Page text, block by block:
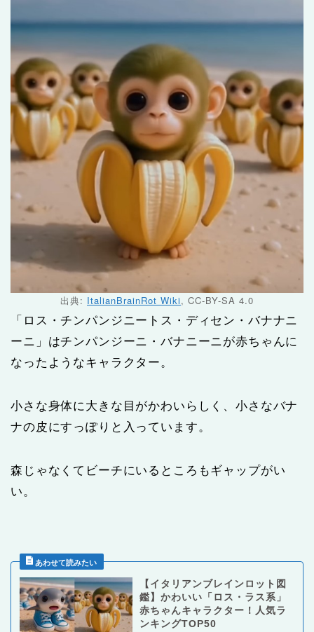
出典: ItalianBrainRot Wiki, CC-BY-SA 4.0
「ロス・チンパンジニートス・ディセン・バナナニ
ーニ」はチンパンジーニ・バナニーニが赤ちゃんに
なったようなキャラクター。
小さな身体に大きな目がかわいらしく、小さなバナ
ナの皮にすっぽりと入っています。
森じゃなくてビーチにいるところもギャップがい
い。
【イタリアンブレインロット図
鑑】かわいい「ロス・ラス系」
赤ちゃんキャラクター！人気ラ
ンキングTOP50